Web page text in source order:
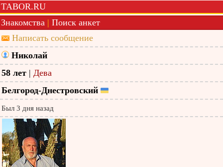
TABOR.RU
Знакомства | Поиск анкет
Написать сообщение
Николай
58 лет | Дева
Белгород-Днестровский
Был 3 дня назад